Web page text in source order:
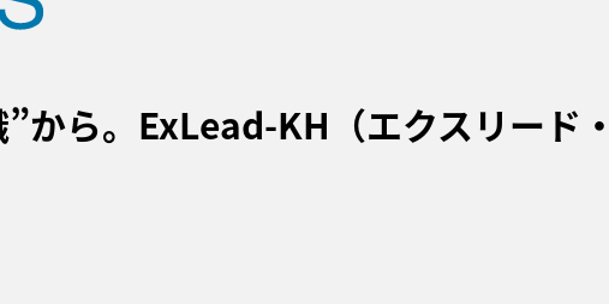
から。ExLead-KH（エクスリード